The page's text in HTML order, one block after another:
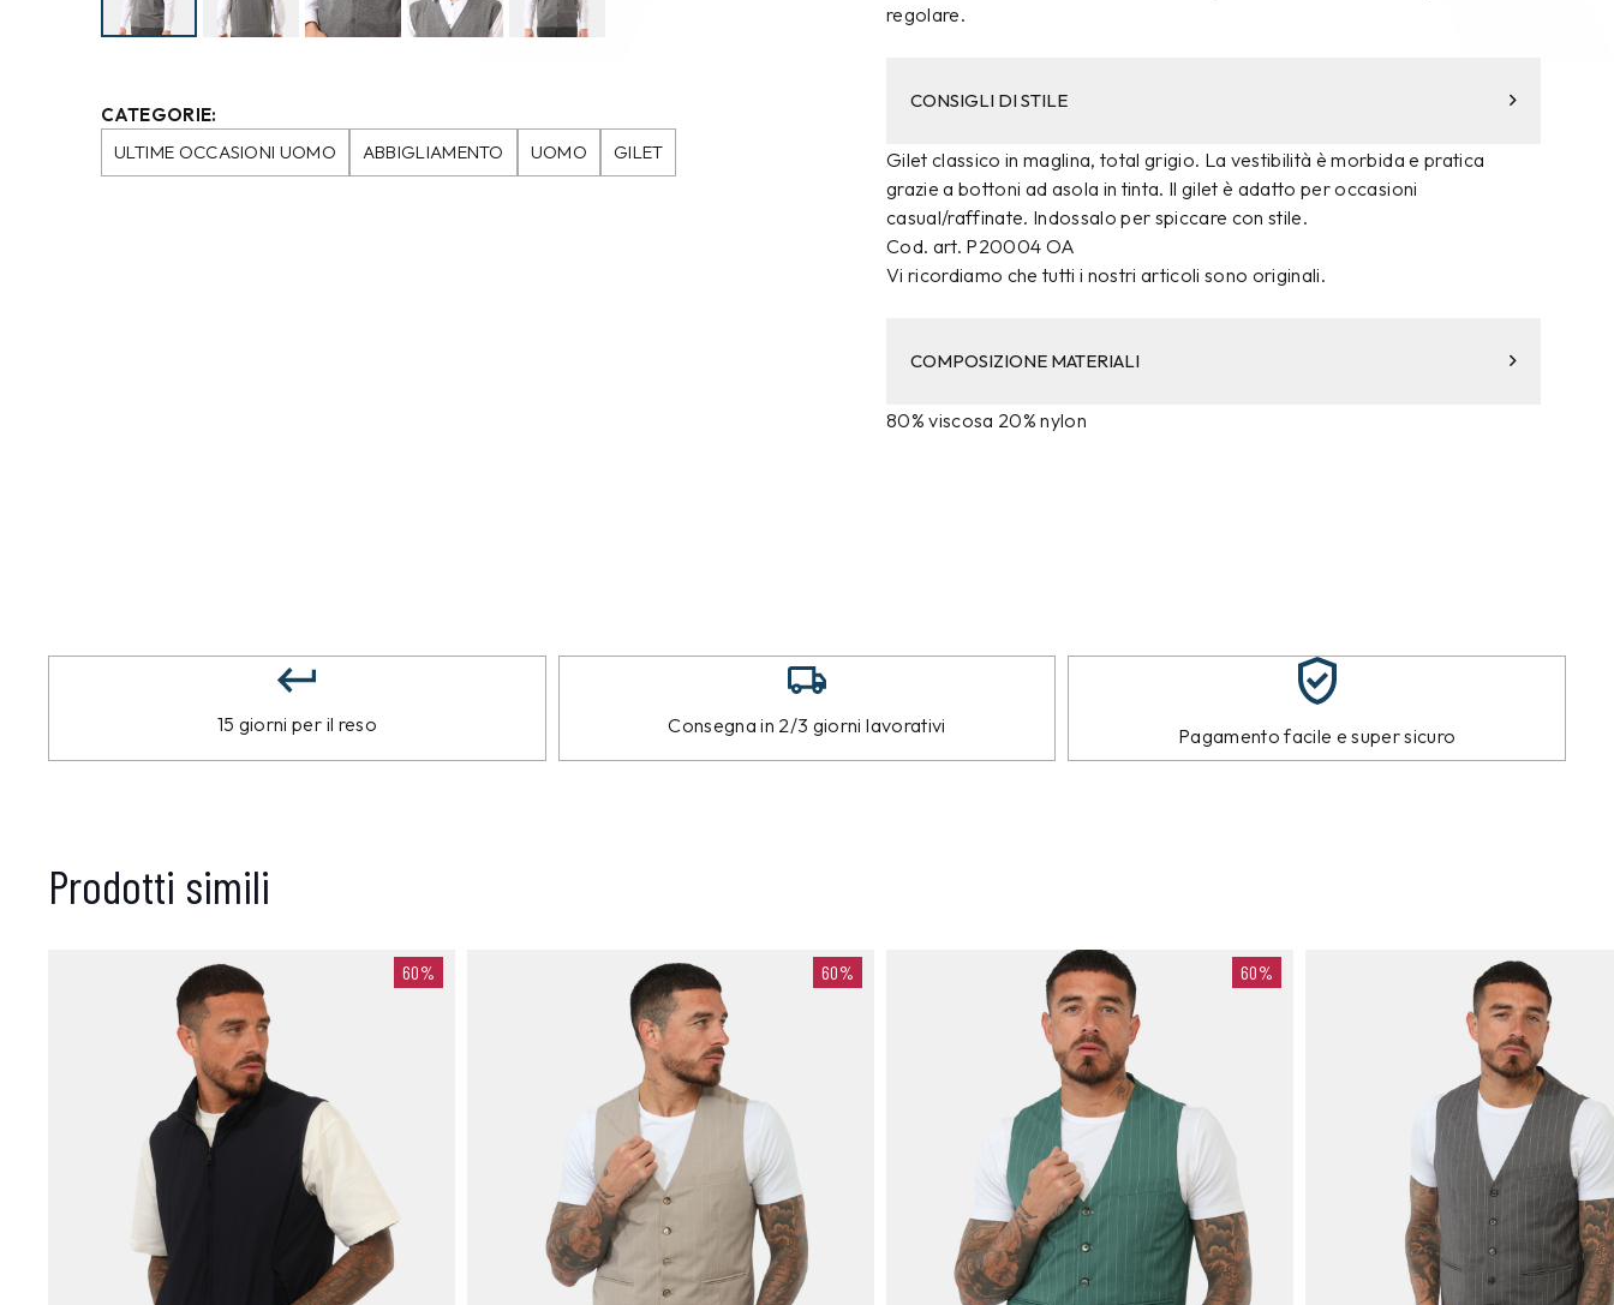
CATEGORIE:
ULTIME OCCASIONI UOMO
ABBIGLIAMENTO UOMO GILET
regolare.
CONSIGLI DI STILE
Gilet classico in maglina, total grigio. La vestibilità è morbida e pratica
grazie a bottoni ad asola in tinta. Il gilet è adatto per occasioni
casual/raffinate. Indossalo per spiccare con stile.
Cod. art. P20004 OA
Vi ricordiamo che tutti i nostri articoli sono originali.
COMPOSIZIONE MATERIALI
80% viscosa 20% nylon
15 giorni per il reso Consegna in 2/3 giorni lavorativi Pagamento facile e super sicuro
Prodotti simili
60% 60% 60%